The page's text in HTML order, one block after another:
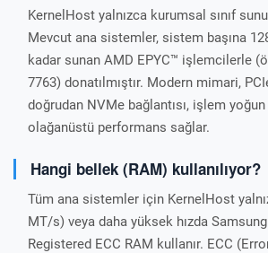
KernelHost yalnızca kurumsal sınıf
Mevcut ana sistemler, sistem başına
kadar sunan AMD EPYC™ işlemcilerle
7763) donatılmıştır. Modern mimari,
doğrudan NVMe bağlantısı, işlem
olağanüstü performans sağlar.
Hangi bellek (RAM) kullanılıyor?
Tüm ana sistemler için KernelHost
MT/s) veya daha yüksek hızda
Registered ECC RAM kullanır. ECC